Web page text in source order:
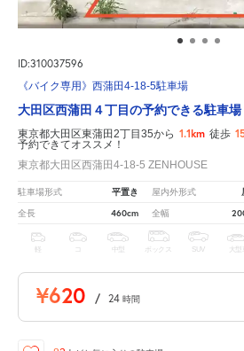
ID:310037596
《バイク専用》西蒲田4-18-5駐車場
大田区西蒲田４丁目の予約できる駐車場
東京都大田区東蒲田2丁目35から 1.1km 徒歩
予約できてオススメ！
東京都大田区西蒲田4-18-5 ZENHOUSE
駐車場形式 平置き 屋内外形式
全長 460cm 全幅
軽 中型 ボックス SUV 大型車
¥620 / 24 時間